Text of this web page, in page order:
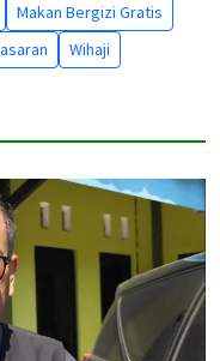
Makan Bergizi Gratis
Wihaji